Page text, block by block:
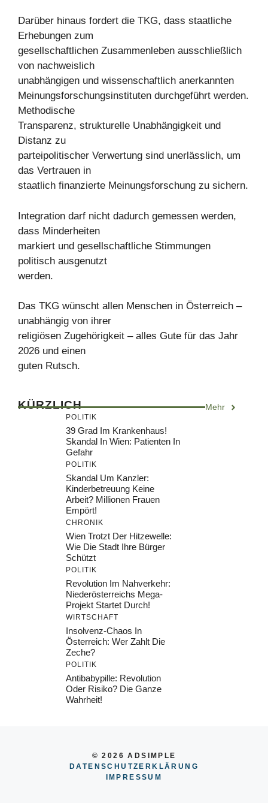
Darüber hinaus fordert die TKG, dass staatliche
Erhebungen zum
gesellschaftlichen Zusammenleben ausschließlich
von nachweislich
unabhängigen und wissenschaftlich anerkannten
Meinungsforschungsinstituten durchgeführt werden.
Methodische
Transparenz, strukturelle Unabhängigkeit und
Distanz zu
parteipolitischer Verwertung sind unerlässlich, um
das Vertrauen in
staatlich finanzierte Meinungsforschung zu sichern.
Integration darf nicht dadurch gemessen werden,
dass Minderheiten
markiert und gesellschaftliche Stimmungen
politisch ausgenutzt
werden.
Das TKG wünscht allen Menschen in Österreich –
unabhängig von ihrer
religiösen Zugehörigkeit – alles Gute für das Jahr
2026 und einen
guten Rutsch.
KÜRZLICH Mehr
POLITIK
39 Grad Im Krankenhaus!
Skandal In Wien: Patienten In
Gefahr
POLITIK
Skandal Um Kanzler:
Kinderbetreuung Keine
Arbeit? Millionen Frauen
Empört!
CHRONIK
Wien Trotzt Der Hitzewelle:
Wie Die Stadt Ihre Bürger
Schützt
POLITIK
Revolution Im Nahverkehr:
Niederösterreichs Mega-
Projekt Startet Durch!
WIRTSCHAFT
Insolvenz-Chaos In
Österreich: Wer Zahlt Die
Zeche?
POLITIK
Antibabypille: Revolution
Oder Risiko? Die Ganze
Wahrheit!
© 2026 ADSIMPLE
DATENSCHUTZERKLÄRUNG
IMPRESSU M